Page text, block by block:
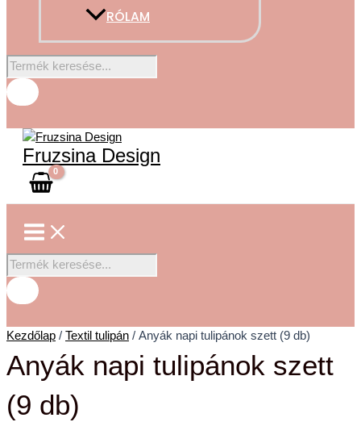
RÓLAM
Fruzsina Design
Kezdőlap / Textil tulipán / Anyák napi tulipánok szett (9 db)
Anyák napi tulipánok szett
(9 db)